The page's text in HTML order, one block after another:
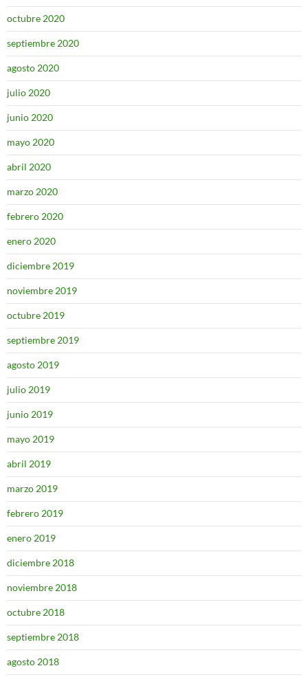
octubre 2020
septiembre 2020
agosto 2020
julio 2020
junio 2020
mayo 2020
abril 2020
marzo 2020
febrero 2020
enero 2020
diciembre 2019
noviembre 2019
octubre 2019
septiembre 2019
agosto 2019
julio 2019
junio 2019
mayo 2019
abril 2019
marzo 2019
febrero 2019
enero 2019
diciembre 2018
noviembre 2018
octubre 2018
septiembre 2018
agosto 2018